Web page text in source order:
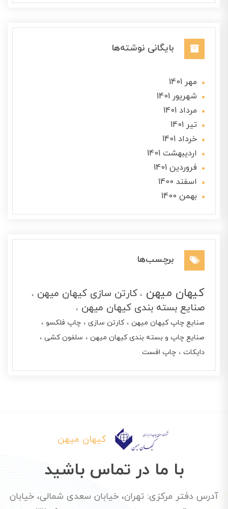
بایگانی نوشته‌ها
مهر 1401
شهریور 1401
مرداد 1401
تير 1401
خرداد 1401
ارديبهشت 1401
فروردین 1401
اسفند 1400
بهمن 1400
برچسب‌ها
کیهان میهن
کارتن سازی کیهان میهن
صنایع بسته بندی کیهان میهن
صنایع چاپ کیهان میهن کارتن سازی
چاپ فلکسو
صنایع چاپ و بسته بندی کیهان میهن
سلفون کشی
دایکات
چاپ افست
کیهان میهن
با ما در تماس باشید
آدرس دفتر مرکزی: تهران، خیابان سعدی شمالی، خیابان